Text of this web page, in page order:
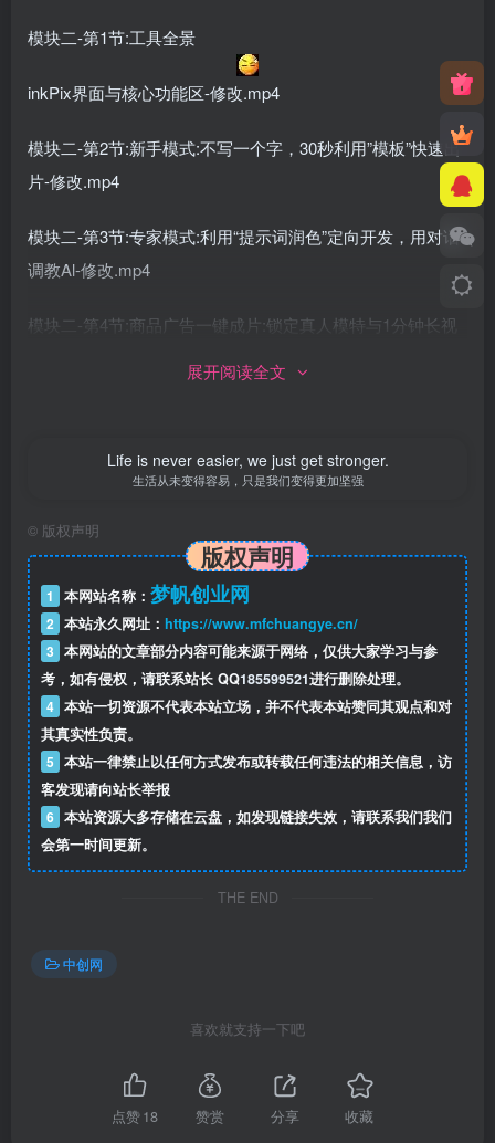
模块二-第1节:工具全景
inkPix界面与核心功能区-修改.mp4
模块二-第2节:新手模式:不写一个字，30秒利用”模板”快速出
片-修改.mp4
模块二-第3节:专家模式:利用“提示词润色”定向开发，用对话
调教Al-修改.mp4
模块二-第4节:商品广告一键成片:锁定真人模特与1分钟长视
修改.mp4
模块二-第7节:简易剪辑室:修剪崩坏、换封面与“拼单”省钱大
法-修改.mp4
模块二-第8课:电商刚需:告别昂贵商拍，用_极致性价比_搞定
主图与海报.mp4
模块二-第9节:详情页革命:Al一键排版，还是_可编辑”的活文
件.mp4
模块三-第1课:[心法1]公式全景与第一层:整体风格与角色承诺
计.mp4
模块三-第3课:[心法3]摄影与视角:镜头语言与景别控制.mp4
模块三-第4课:[心法4]物理动态与因果逻辑:赋予画面真实重
展开阅读全文
Life is never easier, we just get stronger.
生活从未变得容易，只是我们变得更加坚强
© 版权声明
版权声明
1 本网站名称： 梦帆创业网
2 本站永久网址： https://www.mfchuangye.cn/
3 本网站的文章部分内容可能来源于网络，仅供大家学习与参
考，如有侵权，请联系站长 QQ185599521进行删除处理。
4 本站一切资源不代表本站立场，并不代表本站赞同其观点和对
其真实性负责。
5 本站一律禁止以任何方式发布或转载任何违法的相关信息，访
客发现请向站长举报
6 本站资源大多存储在云盘，如发现链接失效，请联系我们我们
会第一时间更新。
THE END
中创网
喜欢就支持一下吧
点赞18 赞赏 分享 收藏